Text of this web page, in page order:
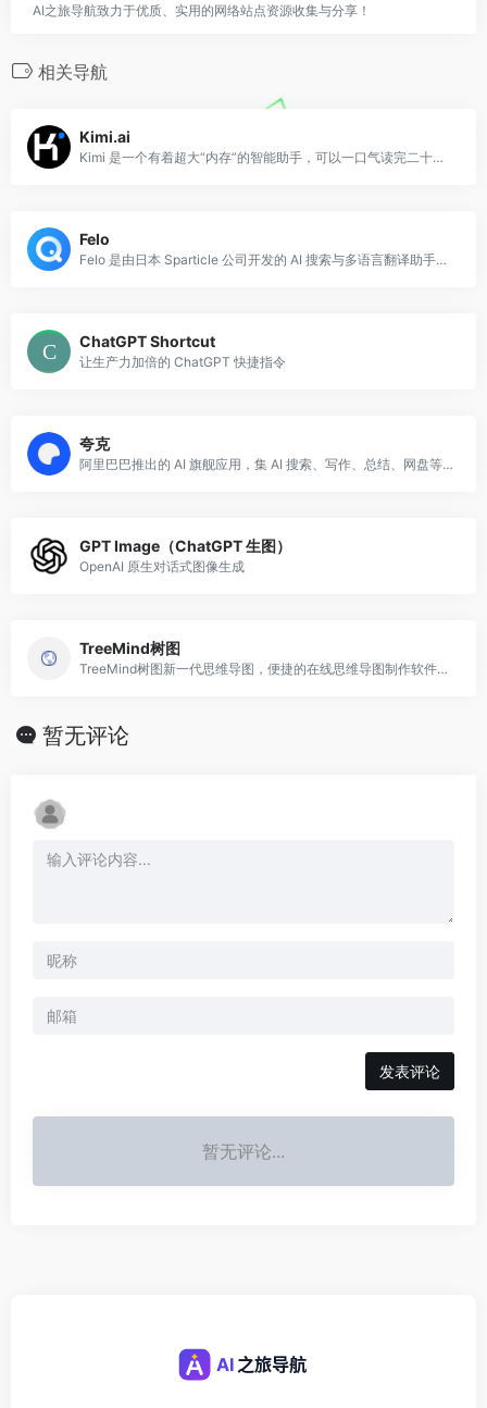
AI之旅导航致力于优质、实用的网络站点资源收集与分享！
相关导航
Kimi.ai
Kimi 是一个有着超大“内存”的智能助手，可以一口气读完二十万字的小说，还会上网冲浪，快来跟他聊聊吧
Felo
Felo 是由日本 Sparticle 公司开发的 AI 搜索与多语言翻译助手，主打跨语言信息获取与智能摘要能力，尤其擅长处理日语、中文、英语等多语言混合内容的
ChatGPT Shortcut
让生产力加倍的 ChatGPT 快捷指令
夸克
阿里巴巴推出的 AI 旗舰应用，集 AI 搜索、写作、总结、网盘等能力于一体。
GPT Image（ChatGPT 生图）
OpenAI 原生对话式图像生成
TreeMind树图
TreeMind树图新一代思维导图，便捷的在线思维导图制作软件，专业的思维导图工具，提供大量免费思维导图模板，轻松制作脑图、树形图、鱼骨图、组织架构图、时间轴、时间线等结构思维导图，助力高效梳理思维，激发灵感。
暂无评论
发表评论
暂无评论...